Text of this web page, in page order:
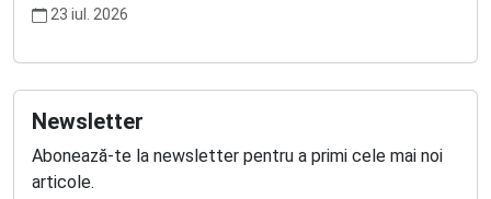
23 iul. 2026
Newsletter
Abonează-te la newsletter pentru a primi cele mai noi
articole.